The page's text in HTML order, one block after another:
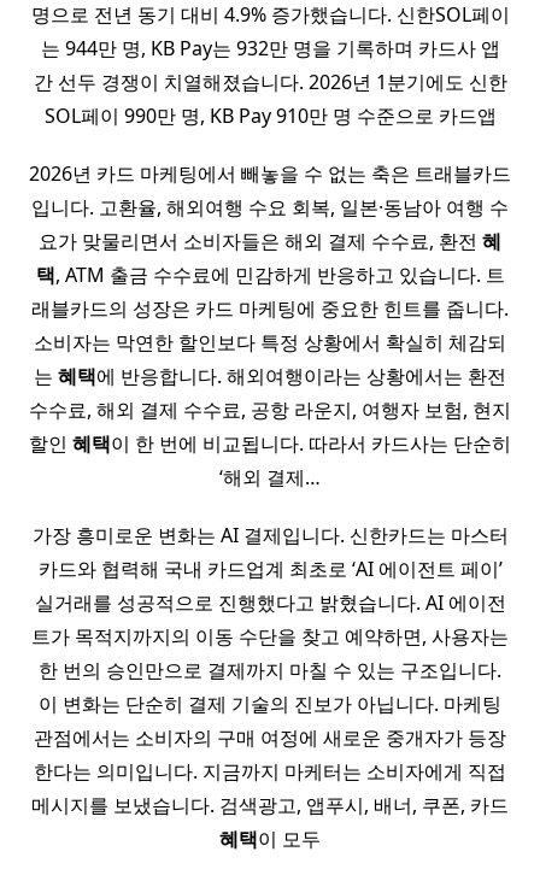
명으로 전년 동기 대비 4.9% 증가했습니다. 신한SOL페이
는 944만 명, KB Pay는 932만 명을 기록하며 카드사 앱
간 선두 경쟁이 치열해졌습니다. 2026년 1분기에도 신한
SOL페이 990만 명, KB Pay 910만 명 수준으로 카드앱
2026년 카드 마케팅에서 빼놓을 수 없는 축은 트래블카드
입니다. 고환율, 해외여행 수요 회복, 일본·동남아 여행 수
요가 맞물리면서 소비자들은 해외 결제 수수료, 환전 혜
택, ATM 출금 수수료에 민감하게 반응하고 있습니다. 트
래블카드의 성장은 카드 마케팅에 중요한 힌트를 줍니다.
소비자는 막연한 할인보다 특정 상황에서 확실히 체감되
는 혜택에 반응합니다. 해외여행이라는 상황에서는 환전
수수료, 해외 결제 수수료, 공항 라운지, 여행자 보험, 현지
할인 혜택이 한 번에 비교됩니다. 따라서 카드사는 단순히
‘해외 결제…
가장 흥미로운 변화는 AI 결제입니다. 신한카드는 마스터
카드와 협력해 국내 카드업계 최초로 ‘AI 에이전트 페이’
실거래를 성공적으로 진행했다고 밝혔습니다. AI 에이전
트가 목적지까지의 이동 수단을 찾고 예약하면, 사용자는
한 번의 승인만으로 결제까지 마칠 수 있는 구조입니다.
이 변화는 단순히 결제 기술의 진보가 아닙니다. 마케팅
관점에서는 소비자의 구매 여정에 새로운 중개자가 등장
한다는 의미입니다. 지금까지 마케터는 소비자에게 직접
메시지를 보냈습니다. 검색광고, 앱푸시, 배너, 쿠폰, 카드
혜택이 모두